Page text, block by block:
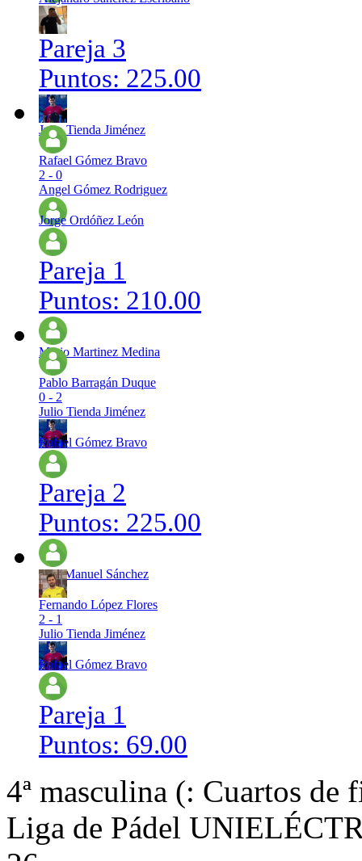
Pareja 3
Puntos: 225.00
Julio Tienda Jiménez
Rafael Gómez Bravo
2 - 0
Angel Gómez Rodriguez
Jorge Ordóñez León
Pareja 1
Puntos: 210.00
Mario Martinez Medina
Pablo Barragán Duque
0 - 2
Julio Tienda Jiménez
Rafael Gómez Bravo
Pareja 2
Puntos: 225.00
Jose Manuel Sánchez
Fernando López Flores
2 - 1
Julio Tienda Jiménez
Rafael Gómez Bravo
Pareja 1
Puntos: 69.00
4ª masculina (: Cuartos de
Liga de Pádel